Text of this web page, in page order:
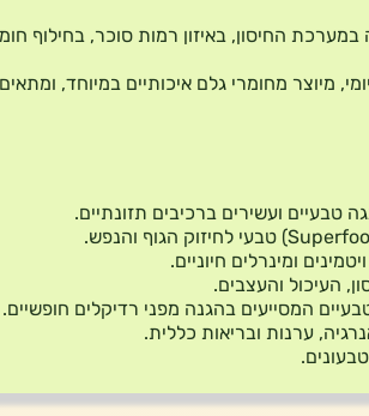
החיסון, באיזון רמות סוכר, בחילוף
מיוצר מחומרי גלם איכותיים במיוחד,
טבעיים ועשירים ברכיבים תזונתיים.
ומינרלים חיוניים.
העיכול והעצבים.
המסייעים בהגנה מפני רדיקלים חופשיים.
ערנות ובריאות כללית.